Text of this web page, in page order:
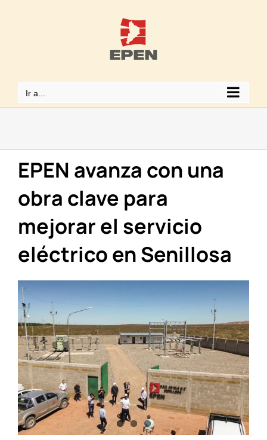
Ir a...
EPEN avanza con una
obra clave para
mejorar el servicio
eléctrico en Senillosa